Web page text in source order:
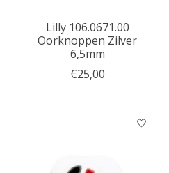
Lilly 106.0671.00
Oorknoppen Zilver
6,5mm
€25,00